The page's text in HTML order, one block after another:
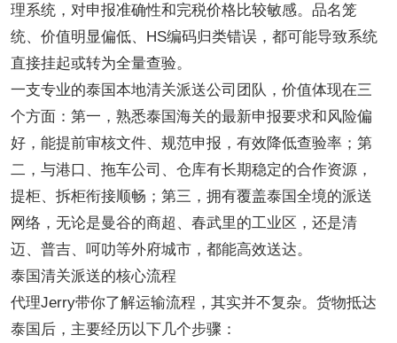
理系统，对申报准确性和完税价格比较敏感。品名笼
统、价值明显偏低、 HS编码归类错误，都可能导致系统
直接挂起或转为全量查验。
一支专业的泰国本地清关派送公司团队，价值体现在三
个方面：第一，熟悉泰国海关的最新申报要求和风险偏
好，能提前审核文件、规范申报，有效降低查验率；第
二，与港口、拖车公司、仓库有长期稳定的合作资源，
提柜、拆柜衔接顺畅；第三，拥有覆盖泰国全境的派送
网络，无论是曼谷的商超、春武里的工业区，还是清
迈、普吉、呵叻等外府城市，都能高效送达。
泰国清关派送的核心流程
代理Jerry带你了解运输流程，其实并不复杂。货物抵达
泰国后，主要经历以下几个步骤：